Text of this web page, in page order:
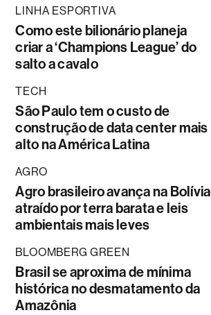
LINHA ESPORTIVA
Como este bilionário planeja
criar a ‘Champions League’ do
salto a cavalo
TECH
São Paulo tem o custo de
construção de data center mais
alto na América Latina
AGRO
Agro brasileiro avança na Bolívia
atraído por terra barata e leis
ambientais mais leves
BLOOMBERG GREEN
Brasil se aproxima de mínima
histórica no desmatamento da
Amazônia